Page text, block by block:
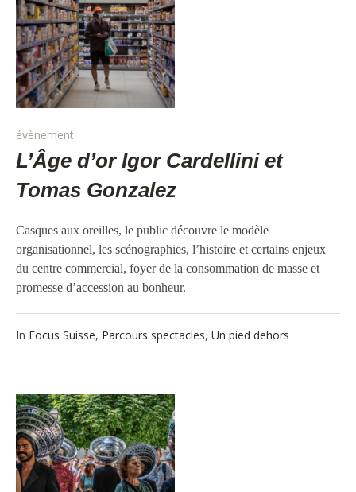
évènement
L’Âge d’or Igor Cardellini et
Tomas Gonzalez
Casques aux oreilles, le public découvre le modèle
organisationnel, les scénographies, l’histoire et certains enjeux
du centre commercial, foyer de la consommation de masse et
promesse d’accession au bonheur.
In Focus Suisse, Parcours spectacles, Un pied dehors